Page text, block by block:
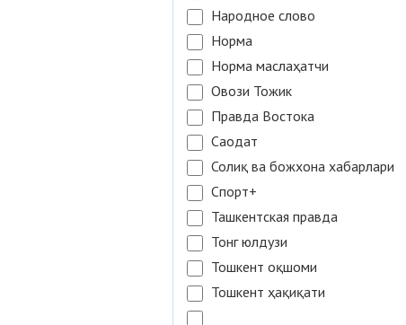
Народное слово
Норма
Норма маслаҳатчи
Овози Тожик
Правда Востока
Саодат
Солиқ ва божхона хабарлари
Спорт+
Ташкентская правда
Тонг юлдузи
Тошкент оқшоми
Тошкент ҳақиқати